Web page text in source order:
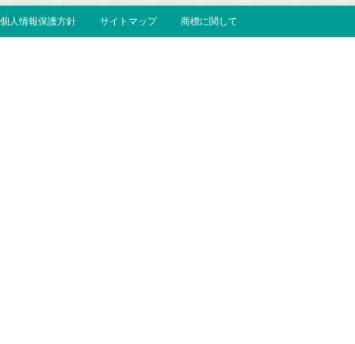
個人情報保護方針 サイトマップ 商標に関して